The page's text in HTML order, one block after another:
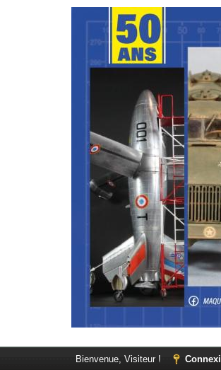
Bienvenue, Visiteur !